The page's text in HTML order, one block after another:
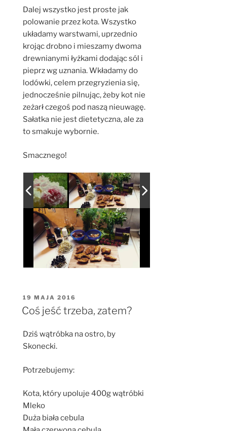
Dalej wszystko jest proste jak
polowanie przez kota. Wszystko
układamy warstwami, uprzednio
krojąc drobno i mieszamy dwoma
drewnianymi łyżkami dodając sól i
pieprz wg uznania. Wkładamy do
lodówki, celem przegryzienia się,
jednocześnie pilnując, żeby kot nie
zeżarł czegoś pod naszą nieuwagę.
Sałatka nie jest dietetyczna, ale za
to smakuje wybornie.
Smacznego!
OPUBLIKOWANE
W
19 MAJA 2016
Coś jeść trzeba, zatem?
Dziś wątróbka na ostro, by
Skonecki.
Potrzebujemy:
Kota, który upoluje 400g wątróbki
Mleko
Duża biała cebula